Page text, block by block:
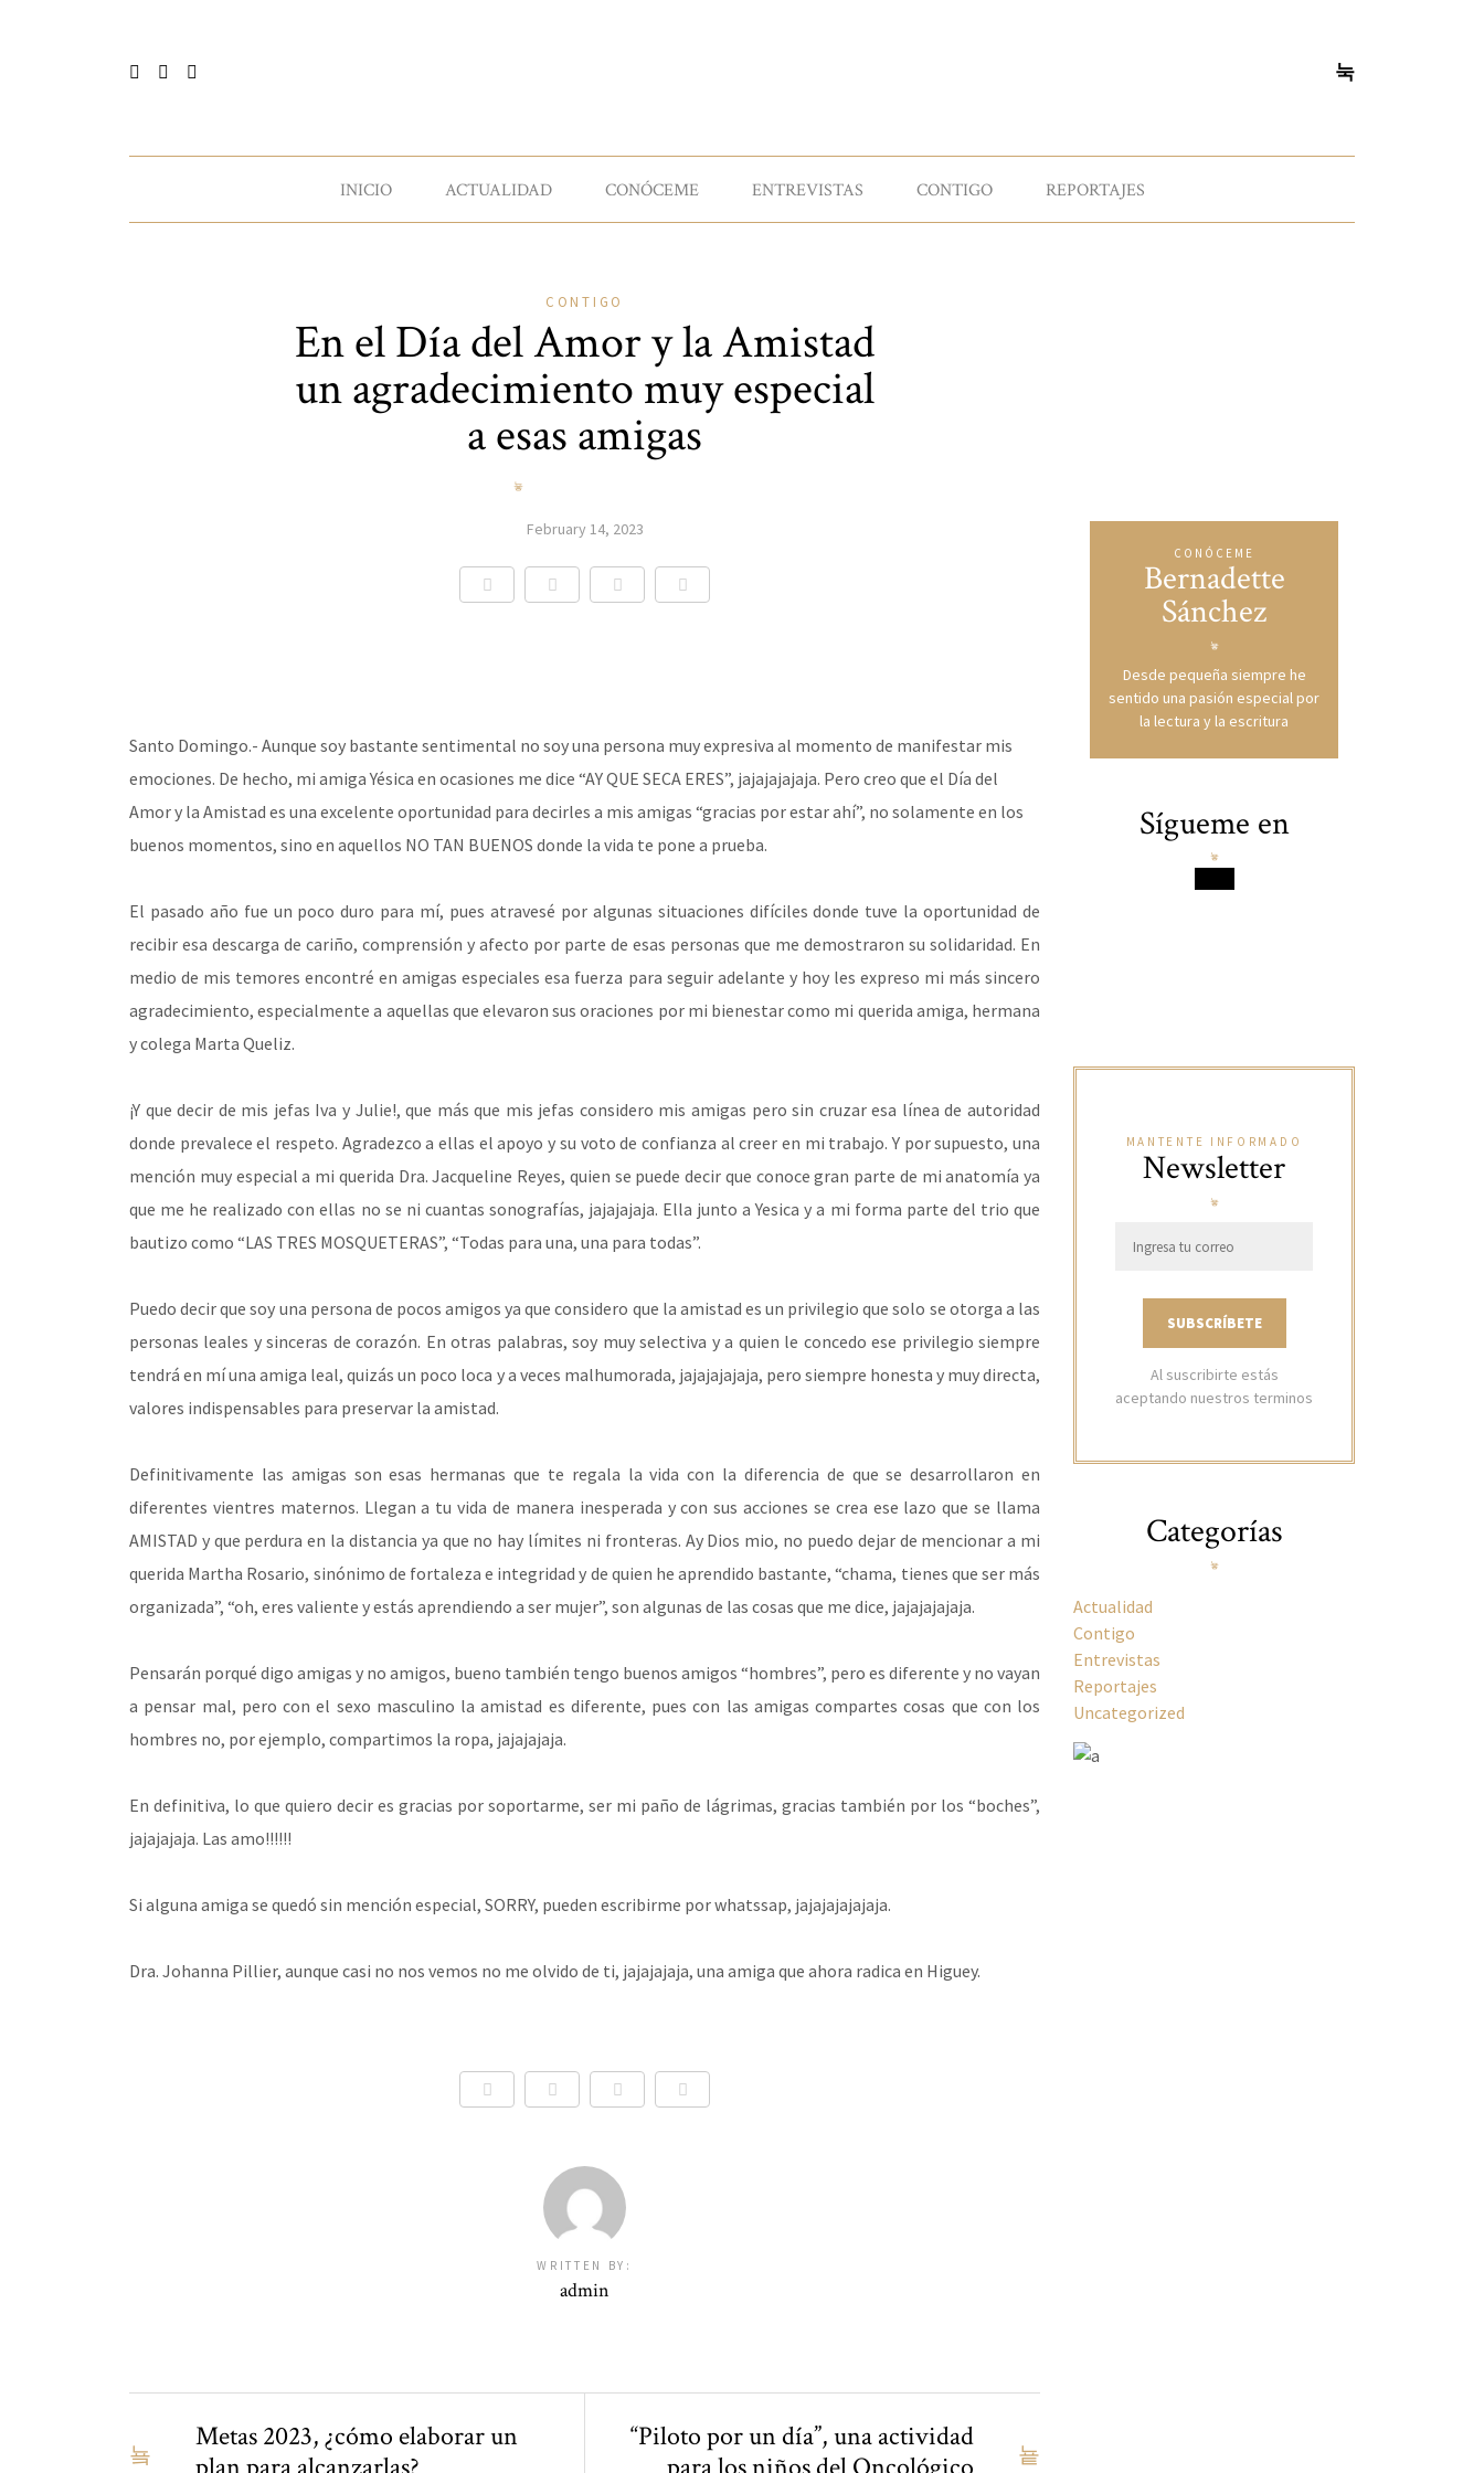
INICIO ACTUALIDAD CONÓCEME ENTREVISTAS CONTIGO REPORTAJES
CONTIGO
En el Día del Amor y la Amistad
un agradecimiento muy especial
a esas amigas
February 14, 2023
Santo Domingo.- Aunque soy bastante sentimental no soy una persona muy expresiva al momento de manifestar mis
emociones. De hecho, mi amiga Yésica en ocasiones me dice “AY QUE SECA ERES”, jajajajajaja. Pero creo que el Día del
Amor y la Amistad es una excelente oportunidad para decirles a mis amigas “gracias por estar ahí”, no solamente en los
buenos momentos, sino en aquellos NO TAN BUENOS donde la vida te pone a prueba.
El pasado año fue un poco duro para mí, pues atravesé por algunas situaciones difíciles donde tuve la oportunidad de
recibir esa descarga de cariño, comprensión y afecto por parte de esas personas que me demostraron su solidaridad. En
medio de mis temores encontré en amigas especiales esa fuerza para seguir adelante y hoy les expreso mi más sincero
agradecimiento, especialmente a aquellas que elevaron sus oraciones por mi bienestar como mi querida amiga, hermana
y colega Marta Queliz.
¡Y que decir de mis jefas Iva y Julie!, que más que mis jefas considero mis amigas pero sin cruzar esa línea de autoridad
donde prevalece el respeto. Agradezco a ellas el apoyo y su voto de confianza al creer en mi trabajo. Y por supuesto, una
mención muy especial a mi querida Dra. Jacqueline Reyes, quien se puede decir que conoce gran parte de mi anatomía ya
que me he realizado con ellas no se ni cuantas sonografías, jajajajaja. Ella junto a Yesica y a mi forma parte del trio que
bautizo como “LAS TRES MOSQUETERAS”, “Todas para una, una para todas”.
Puedo decir que soy una persona de pocos amigos ya que considero que la amistad es un privilegio que solo se otorga a las
personas leales y sinceras de corazón. En otras palabras, soy muy selectiva y a quien le concedo ese privilegio siempre
tendrá en mí una amiga leal, quizás un poco loca y a veces malhumorada, jajajajajaja, pero siempre honesta y muy directa,
valores indispensables para preservar la amistad.
Definitivamente las amigas son esas hermanas que te regala la vida con la diferencia de que se desarrollaron en
diferentes vientres maternos. Llegan a tu vida de manera inesperada y con sus acciones se crea ese lazo que se llama
AMISTAD y que perdura en la distancia ya que no hay límites ni fronteras. Ay Dios mio, no puedo dejar de mencionar a mi
querida Martha Rosario, sinónimo de fortaleza e integridad y de quien he aprendido bastante, “chama, tienes que ser más
organizada”, “oh, eres valiente y estás aprendiendo a ser mujer”, son algunas de las cosas que me dice, jajajajajaja.
Pensarán porqué digo amigas y no amigos, bueno también tengo buenos amigos “hombres”, pero es diferente y no vayan
a pensar mal, pero con el sexo masculino la amistad es diferente, pues con las amigas compartes cosas que con los
hombres no, por ejemplo, compartimos la ropa, jajajajaja.
En definitiva, lo que quiero decir es gracias por soportarme, ser mi paño de lágrimas, gracias también por los “boches”,
jajajajaja. Las amo!!!!!!
Si alguna amiga se quedó sin mención especial, SORRY, pueden escribirme por whatssap, jajajajajajaja.
Dra. Johanna Pillier, aunque casi no nos vemos no me olvido de ti, jajajajaja, una amiga que ahora radica en Higuey.
WRITTEN BY:
admin
Metas 2023, ¿cómo elaborar un
“Piloto por un día”, una actividad
CONÓCEME
Bernadette
Sánchez
Desde pequeña siempre he
sentido una pasión especial por
la lectura y la escritura
Sígueme en
MANTENTE INFORMADO
Newsletter
Al suscribirte estás
aceptando nuestros terminos
Categorías
Actualidad
Contigo
Entrevistas
Reportajes
Uncategorized